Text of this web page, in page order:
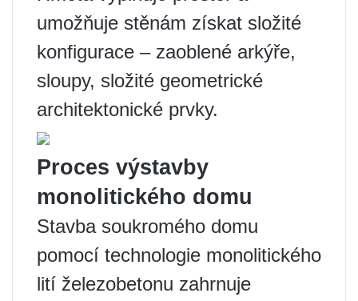
umožňuje stěnám získat složité
konfigurace – zaoblené arkýře,
sloupy, složité geometrické
architektonické prvky.
Proces výstavby
monolitického domu
Stavba soukromého domu
pomocí technologie monolitického
lití železobetonu zahrnuje